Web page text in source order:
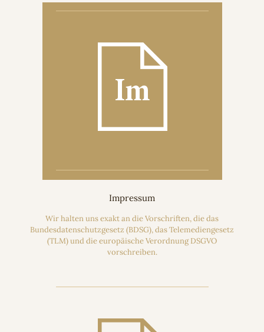
Impressum
Wir halten uns exakt an die Vorschriften, die das
Bundesdatenschutzgesetz (BDSG), das Telemediengesetz
(TLM) und die europäische Verordnung DSGVO
vorschreiben.